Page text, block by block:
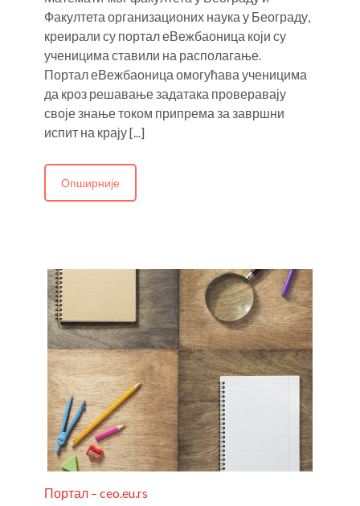
Факултета организационих наука у Београду,
креирали су портал еВежбаоница који су
ученицима ставили на располагање.
Портал еВежбаоница омогућава ученицима
да кроз решавање задатака проверавају
своје знање током припрема за завршни
испит на крају [...]
Опширније
Портал – ceo.eu.rs